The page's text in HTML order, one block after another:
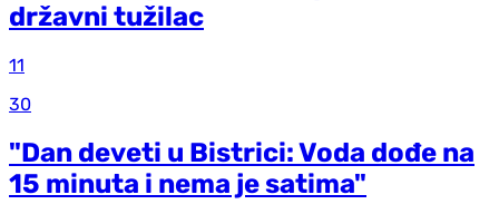
državni tužilac
11
30
"Dan deveti u Bistrici: Voda dođe na
15 minuta i nema je satima"